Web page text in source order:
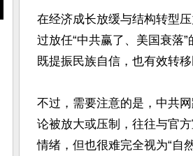
在经济成长放缓与结构转型
过放任“中共赢了、美国衰落
既提振民族自信，也有效转
不过，需要注意的是，中共
论被放大或压制，往往与官
情绪，但也很难完全视为“自